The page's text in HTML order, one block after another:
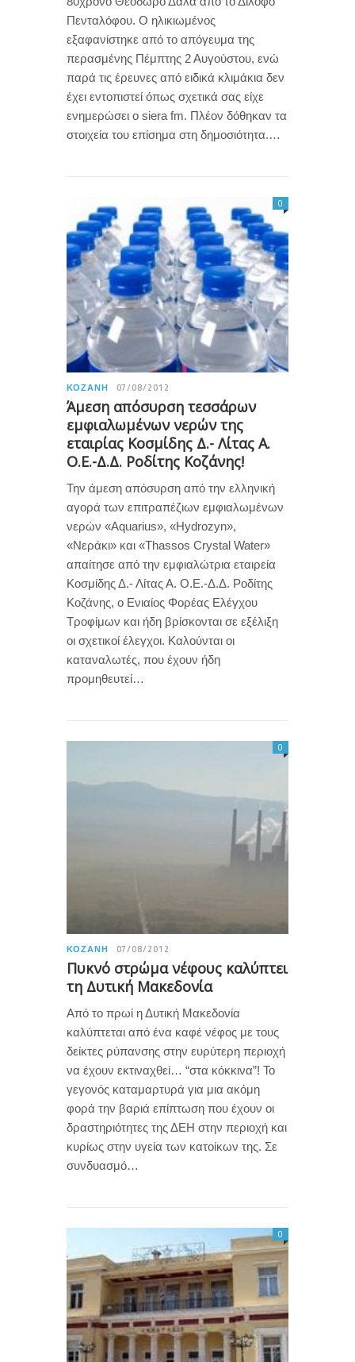
Πενταλόφου. Ο ηλικιωμένος
εξαφανίστηκε από το απόγευμα της
περασμένης Πέμπτης 2 Αυγούστου, ενώ
παρά τις έρευνες από ειδικά κλιμάκια δεν
έχει εντοπιστεί όπως σχετικά σας είχε
ενημερώσει ο siera fm. Πλέον δόθηκαν τα
στοιχεία του επίσημα στη δημοσιότητα.…
ΚΟΖΆΝΗ 07/08/2012
Άμεση απόσυρση τεσσάρων
εμφιαλωμένων νερών της
εταιρίας Κοσμίδης Δ.- Λίτας Α.
Ο.Ε.-Δ.Δ. Ροδίτης Κοζάνης!
0
Την άμεση απόσυρση από την ελληνική
αγορά των επιτραπέζιων εμφιαλωμένων
νερών «Aquarius», «Hydrozyn»,
«Νεράκι» και «Thassos Crystal Water»
απαίτησε από την εμφιαλώτρια εταιρεία
Κοσμίδης Δ.- Λίτας Α. Ο.Ε.-Δ.Δ. Ροδίτης
Κοζάνης, ο Ενιαίος Φορέας Ελέγχου
Τροφίμων και ήδη βρίσκονται σε εξέλιξη
οι σχετικοί έλεγχοι. Καλούνται οι
καταναλωτές, που έχουν ήδη
προμηθευτεί…
ΚΟΖΆΝΗ 07/08/2012
Πυκνό στρώμα νέφους καλύπτει
τη Δυτική Μακεδονία
0
Από το πρωί η Δυτική Μακεδονία
καλύπτεται από ένα καφέ νέφος με τους
δείκτες ρύπανσης στην ευρύτερη περιοχή
να έχουν εκτιναχθεί… “στα κόκκινα”! Το
γεγονός καταμαρτυρά για μια ακόμη
φορά την βαριά επίπτωση που έχουν οι
δραστηριότητες της ΔΕΗ στην περιοχή και
κυρίως στην υγεία των κατοίκων της. Σε
συνδυασμό…
0